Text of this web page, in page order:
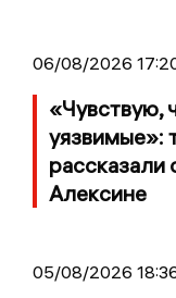
06/08/2026
«Чувствую,
уязвимые»:
рассказали
Алексине
05/08/2026